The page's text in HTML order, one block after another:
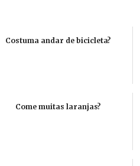
Costuma andar de bicicleta?
Come muitas laranjas?